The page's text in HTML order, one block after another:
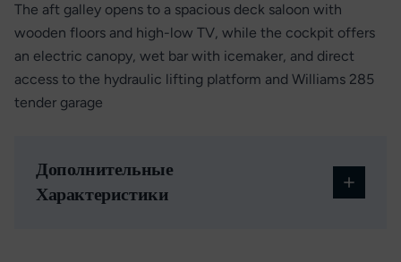
The aft galley opens to a spacious deck saloon with
wooden floors and high-low TV, while the cockpit offers
an electric canopy, wet bar with icemaker, and direct
access to the hydraulic lifting platform and Williams 285
tender garage
Дополнительные
Характеристики